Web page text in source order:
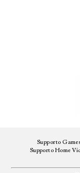
Supporto
Supporto Home